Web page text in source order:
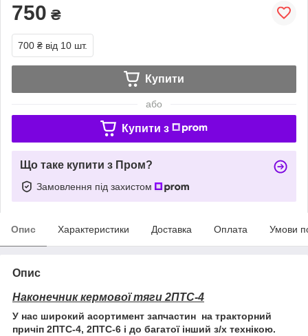
750 ₴
700 ₴ від 10 шт.
Купити
або
Купити з
Що таке купити з Пром?
Замовлення під захистом
Опис Характеристики Доставка Оплата Умови
Опис
Наконечник кермової тяги 2ПТС-4
У нас широкий асортимент запчастин на тракторний
причіп 2ПТС-4, 2ПТС-6 і до багатої інший з/х технікою.